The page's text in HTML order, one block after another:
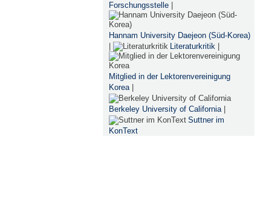
Forschungsstelle|
Hannam University Daejeon (Süd-Korea)
Literaturkritik
Mitglied in der Lektorenvereinigung
Korea|
Berkeley University of California|
Suttner im
KonText